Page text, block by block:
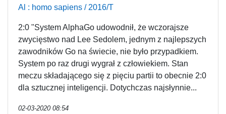
Al : homo sapiens / 2016/T
2:0 "System AlphaGo udowodnił, że wczorajsze
zwycięstwo nad Lee Sedolem, jednym z najlepszych
zawodników Go na świecie, nie było przypadkiem.
System po raz drugi wygrał z człowiekiem. Stan
meczu składającego się z pięciu partii to obecnie 2:0
dla sztucznej inteligencji. Dotychczas najsłynnie...
02-03-2020 08:54